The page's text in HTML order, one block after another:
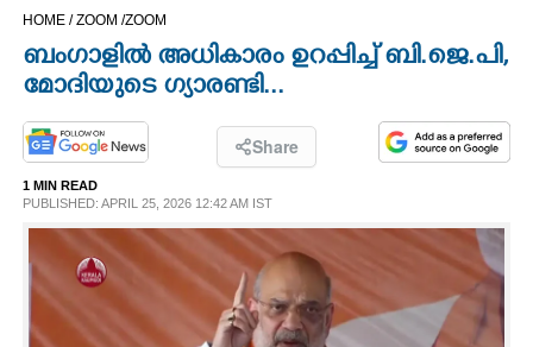
LIFESTYLE
SPIRITUAL
HOME /ZOOM /ZOOM
ബംഗാളിൽ അധികാരം ഉറപ്പിച്ച് ബി.ജെ.പി,
മോദിയുടെ ഗ്യാരണ്ടി...
Share
1 MIN READ
PUBLISHED: APRIL 25, 2026 12:42 AM IST